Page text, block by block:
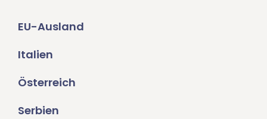
EU-Ausland
Italien
Österreich
Serbien